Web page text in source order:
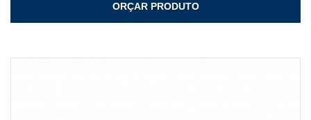
ORÇAR PRODUTO